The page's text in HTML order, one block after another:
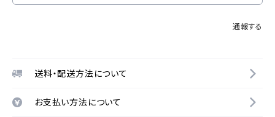
通報する
送料・配送方法について
お支払い方法について